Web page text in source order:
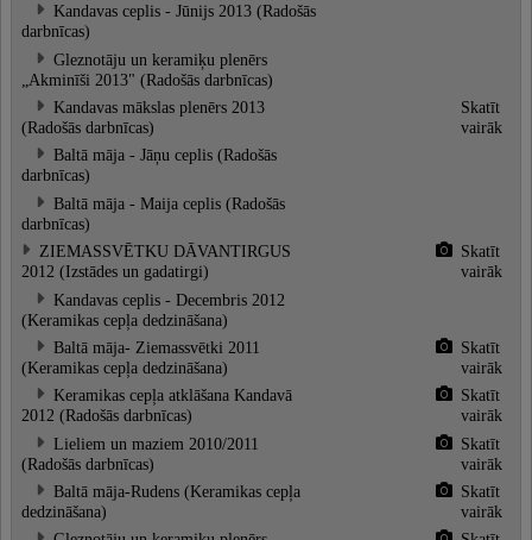
Kandavas ceplis - Jūnijs 2013 (Radošās
darbnīcas)
Gleznotāju un keramiķu plenērs
„Akminīši 2013" (Radošās darbnīcas)
Kandavas mākslas plenērs 2013
(Radošās darbnīcas)
Skatīt
vairāk
Baltā māja - Jāņu ceplis (Radošās
darbnīcas)
Baltā māja - Maija ceplis (Radošās
darbnīcas)
ZIEMASSVĒTKU DĀVANTIRGUS
2012 (Izstādes un gadatirgi)
Skatīt
vairāk
Kandavas ceplis - Decembris 2012
(Keramikas cepļa dedzināšana)
Baltā māja- Ziemassvētki 2011
(Keramikas cepļa dedzināšana)
Skatīt
vairāk
Keramikas cepļa atklāšana Kandavā
2012 (Radošās darbnīcas)
Skatīt
vairāk
Lieliem un maziem 2010/2011
(Radošās darbnīcas)
Skatīt
vairāk
Baltā māja-Rudens (Keramikas cepļa
dedzināšana)
Skatīt
vairāk